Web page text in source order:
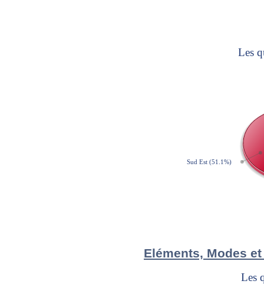
Eléments, Modes